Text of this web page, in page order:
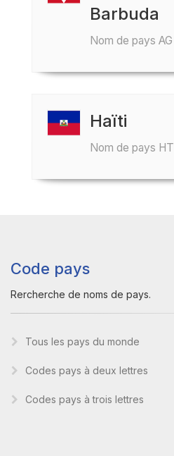
Barbuda
Nom de pays AG
Haïti
Nom de pays HT
Code pays
Rercherche de noms de pays.
Tous les pays du monde
Codes pays à deux lettres
Codes pays à trois lettres